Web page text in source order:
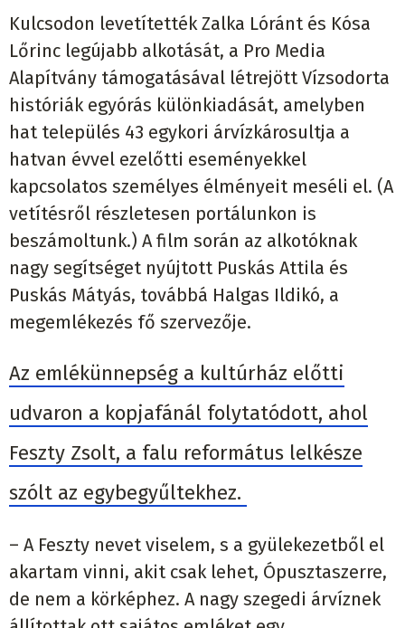
Kulcsodon levetítették Zalka Lóránt és Kósa
Lőrinc legújabb alkotását, a Pro Media
Alapítvány támogatásával létrejött Vízsodorta
históriák egyórás különkiadását, amelyben
hat település 43 egykori árvízkárosultja a
hatvan évvel ezelőtti eseményekkel
kapcsolatos személyes élményeit meséli el. (A
vetítésről részletesen portálunkon is
beszámoltunk.) A film során az alkotóknak
nagy segítséget nyújtott Puskás Attila és
Puskás Mátyás, továbbá Halgas Ildikó, a
megemlékezés fő szervezője.
Az emlékünnepség a kultúrház előtti
udvaron a kopjafánál folytatódott, ahol
Feszty Zsolt, a falu református lelkésze
szólt az egybegyűltekhez.
– A Feszty nevet viselem, s a gyülekezetből el
akartam vinni, akit csak lehet, Ópusztaszerre,
de nem a körképhez. A nagy szegedi árvíznek